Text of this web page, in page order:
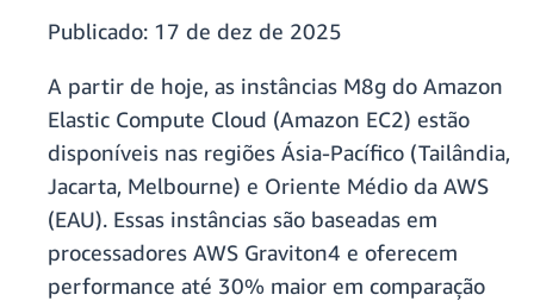
Publicado: 17 de dez de 2025
A partir de hoje, as instâncias M8g do Amazon
Elastic Compute Cloud (Amazon EC2) estão
disponíveis nas regiões Ásia-Pacífico (Tailândia,
Jacarta, Melbourne) e Oriente Médio da AWS
(EAU). Essas instâncias são baseadas em
processadores AWS Graviton4 e oferecem
performance até 30% maior em comparação